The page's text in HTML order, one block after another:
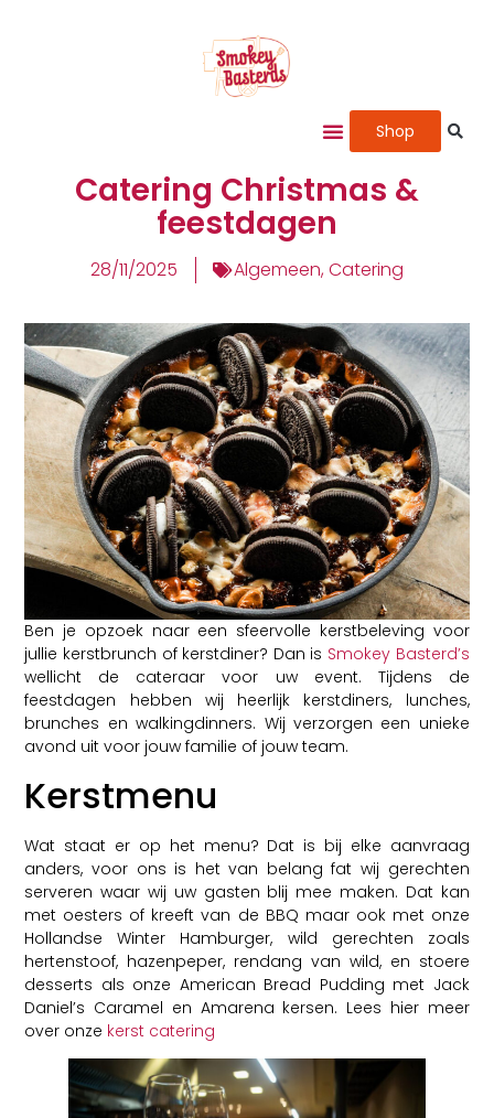
Shop
Catering Christmas &
feestdagen
28/11/2025 Algemeen,Catering
Ben je opzoek naar een sfeervolle kerstbeleving voor
jullie kerstbrunch of kerstdiner? Dan is Smokey Basterd’s
wellicht de cateraar voor uw event. Tijdens de
feestdagen hebben wij heerlijk kerstdiners, lunches,
brunches en walkingdinners. Wij verzorgen een unieke
avond uit voor jouw familie of jouw team.
Kerstmenu
Wat staat er op het menu? Dat is bij elke aanvraag
anders, voor ons is het van belang fat wij gerechten
serveren waar wij uw gasten blij mee maken. Dat kan
met oesters of kreeft van de BBQ maar ook met onze
Hollandse Winter Hamburger, wild gerechten zoals
hertenstoof, hazenpeper, rendang van wild, en stoere
desserts als onze American Bread Pudding met Jack
Daniel’s Caramel en Amarena kersen. Lees hier meer
over onze kerst catering